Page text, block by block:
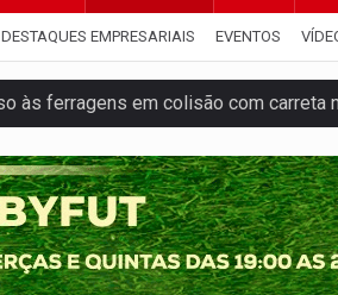
DESTAQUES EMPRESARIAIS EVENTOS
às ferragens em colisão com carreta
fim de semana em Porto Velho
do CV com arma e drogas em boca
APAE para ampliar ações voltadas a
a drones durante exercício antiaéreo